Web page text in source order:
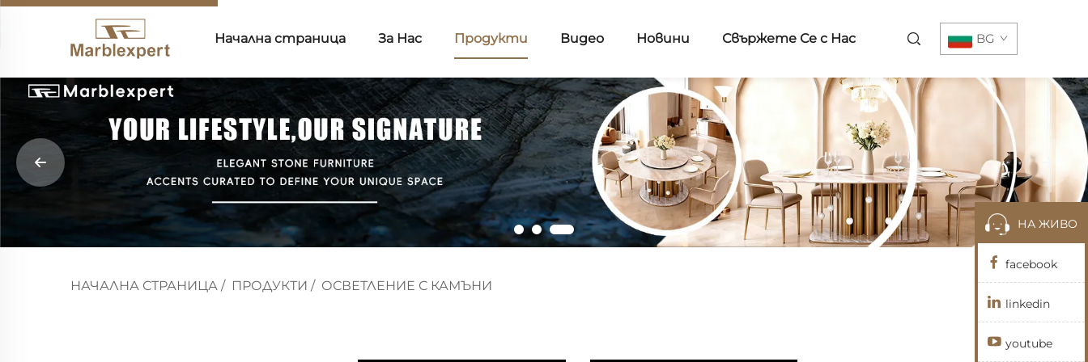
Начална страница За Нас Продукти Видео Новини Свържете Се с Нас BG
НАЧАЛНА СТРАНИЦА / ПРОДУКТИ / ОСВЕТЛЕНИЕ С КАМЪНИ
НА ЖИВО
facebook
linkedin
youtube